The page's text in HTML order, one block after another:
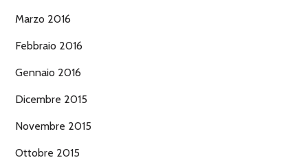
Marzo 2016
Febbraio 2016
Gennaio 2016
Dicembre 2015
Novembre 2015
Ottobre 2015